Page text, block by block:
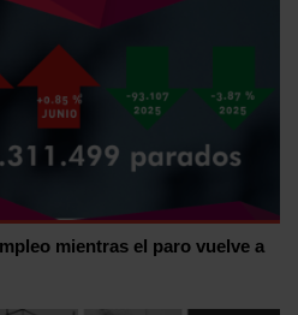
mientras el paro vuelve a